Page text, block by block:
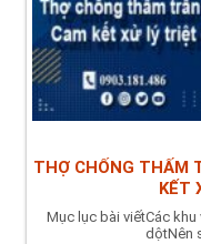
THỢ CHỐNG THẤM
KẾT
Mục lục bài viếtCác
dộtNên